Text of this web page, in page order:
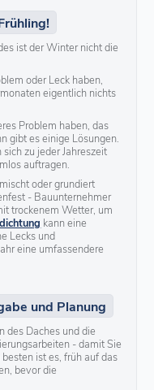
ist der Winter nicht die
oder Leck haben,
eigentlich nichts
Problem haben, das
gibt es einige Lösungen.
sich zu jeder Jahreszeit
auftragen.
oder grundiert
- Bauunternehmer
trockenem Wetter, um
kann eine
Lecks und
eine umfassendere
und Planung
des Daches und die
- damit Sie
ist es, früh auf das
bevor die